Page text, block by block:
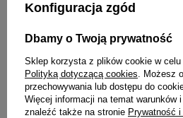
Konfiguracja zgód
Dbamy o Twoją prywatność
Sklep korzysta z plików cookie w celu
Polityką dotyczącą cookies . Możesz
przechowywania lub dostępu do
Więcej informacji na temat warunków
znaleźć także na stronie Prywatność